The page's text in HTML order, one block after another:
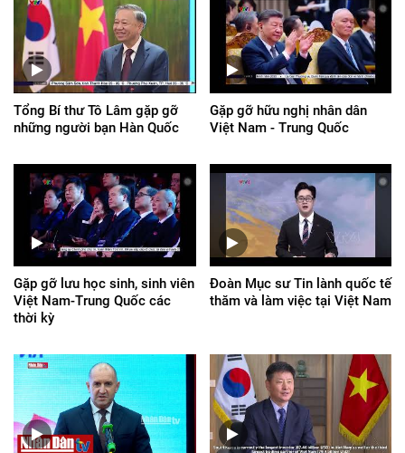
Tổng Bí thư Tô Lâm gặp gỡ
những người bạn Hàn Quốc
Gặp gỡ hữu nghị nhân dân
Việt Nam - Trung Quốc
Gặp gỡ lưu học sinh, sinh viên
Việt Nam-Trung Quốc các
thời kỳ
Đoàn Mục sư Tin lành quốc tế
thăm và làm việc tại Việt Nam